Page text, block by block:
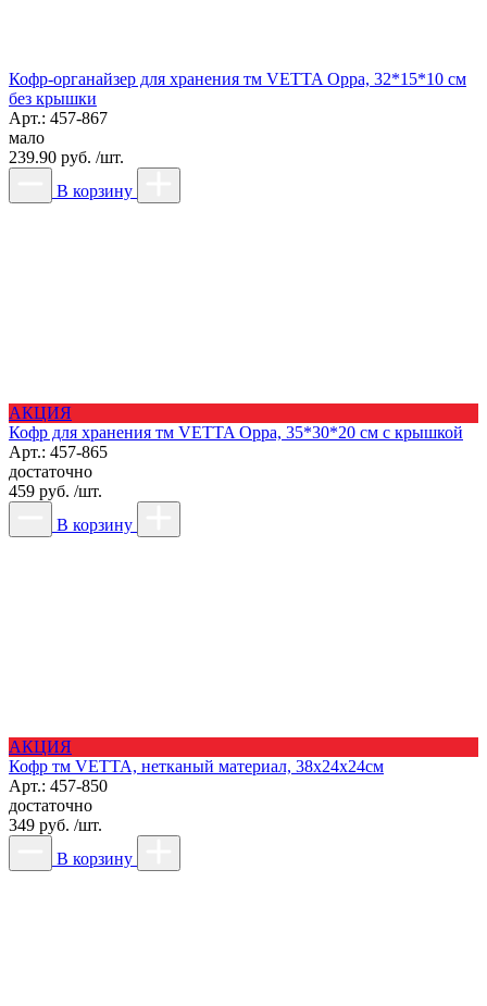
Кофр-органайзер для хранения тм VETTA Орра, 32*15*10 см
без крышки
Арт.: 457-867
мало
239.90 руб. /шт.
В корзину
АКЦИЯ
Кофр для хранения тм VETTA Орра, 35*30*20 см с крышкой
Арт.: 457-865
достаточно
459 руб. /шт.
В корзину
АКЦИЯ
Кофр тм VETTA, нетканый материал, 38х24х24см
Арт.: 457-850
достаточно
349 руб. /шт.
В корзину